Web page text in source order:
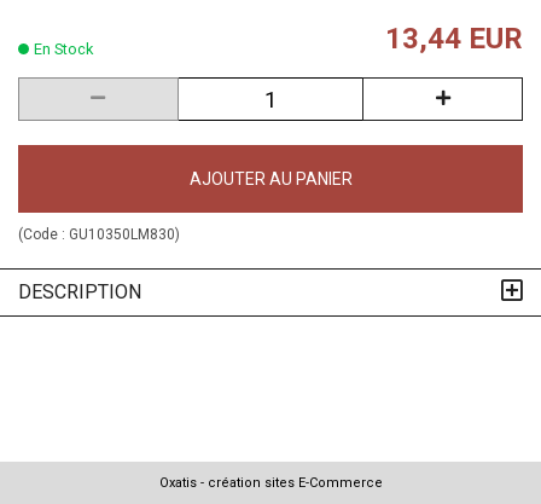
En Stock 13,44 EUR
AJOUTER AU PANIER
(Code : GU10350LM830)
DESCRIPTION
Oxatis - création sites E-Commerce